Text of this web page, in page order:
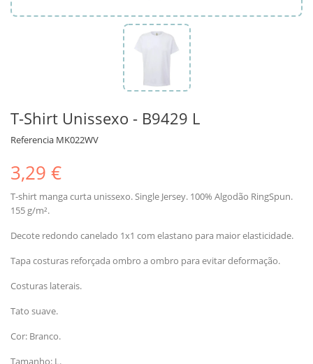
T-Shirt Unissexo - B9429 L
Referencia MK022WV
3,29 €
T-shirt manga curta unissexo. Single Jersey. 100% Algodão RingSpun.
155 g/m².
Decote redondo canelado 1x1 com elastano para maior elasticidade.
Tapa costuras reforçada ombro a ombro para evitar deformação.
Costuras laterais.
Tato suave.
Cor: Branco.
Tamanho: L.